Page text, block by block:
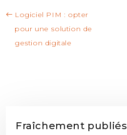
Logiciel PIM : opter
pour une solution de
gestion digitale
Fraîchement publiés